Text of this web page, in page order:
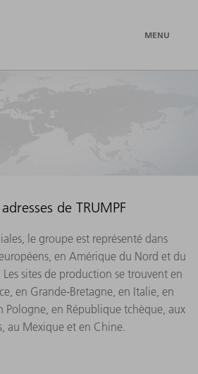
MENU
de TRUMPF
le groupe est représenté dans
en Amérique du Nord et du
sites de production se trouvent en
en Grande-Bretagne, en Italie, en
Pologne, en République tchèque, aux
au Mexique et en Chine.